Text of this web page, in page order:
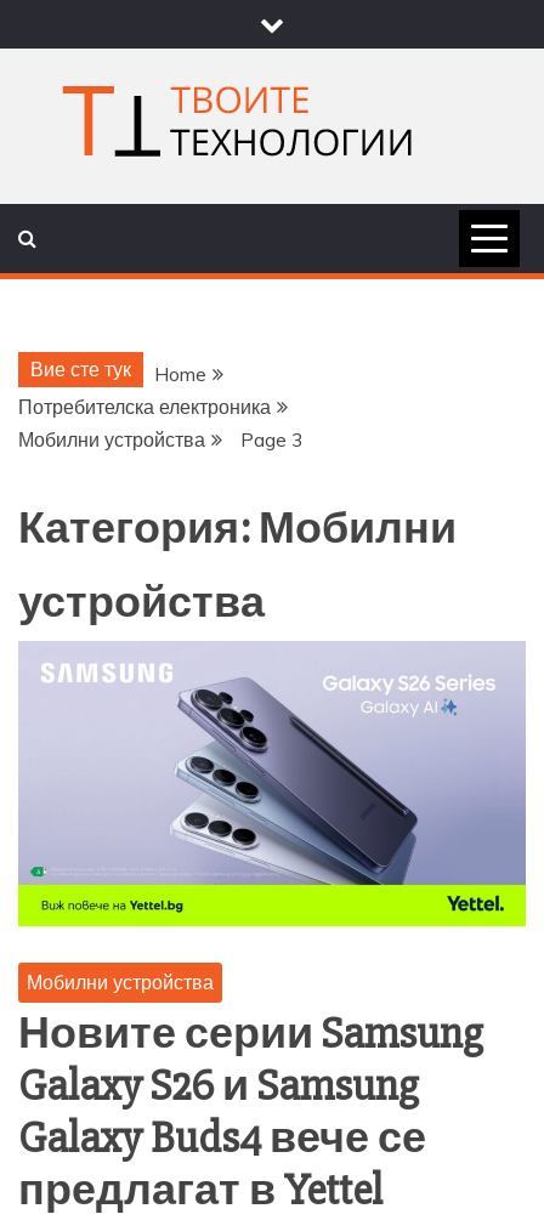
to
content
ТВОИТЕ
Вие сте тук
Home
Потребителска електроника
Мобилни устройства
Page 3
Категория: Мобилни
устройства
Мобилни устройства
Новите серии Samsung
Galaxy S26 и Samsung
Galaxy Buds4 вече се
предлагат в Yettel